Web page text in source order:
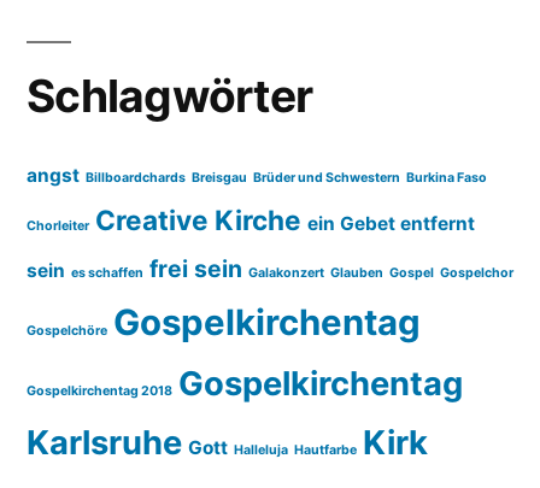
Schlagwörter
angst Billboardchards Breisgau Brüder und Schwestern Burkina Faso
Chorleiter Creative Kirche ein Gebet entfernt
sein es schaffen frei sein Galakonzert Glauben Gospel Gospelchor
Gospelchöre Gospelkirchentag
Gospelkirchentag 2018 Gospelkirchentag
Karlsruhe Gott Halleluja Hautfarbe Kirk